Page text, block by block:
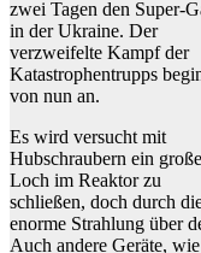
zwei Tagen den Super-
in der Ukraine. Der
verzweifelte Kampf der
Katastrophentrupps
von nun an.
Es wird versucht mit
Hubschraubern ein
Loch im Reaktor zu
schließen, doch durch
enorme Strahlung über
Auch andere Geräte,